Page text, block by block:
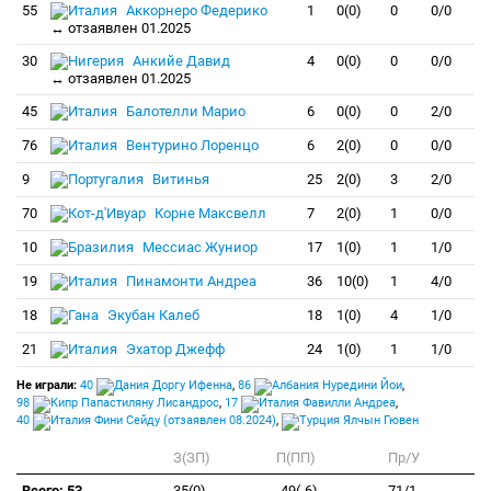
55
Аккорнеро Федерико
↔ отзаявлен 01.2025
1 0(0) 0 0/0
30
Анкийе Давид
↔ отзаявлен 01.2025
4 0(0) 0 0/0
45 Балотелли Марио 6 0(0) 0 2/0
76 Вентурино Лоренцо 6 2(0) 0 0/0
9 Витинья 25 2(0) 3 2/0
70 Корне Максвелл 7 2(0) 1 0/0
10 Мессиас Жуниор 17 1(0) 1 1/0
19 Пинамонти Андреа 36 10(0) 1 4/0
18 Экубан Калеб 18 1(0) 4 1/0
21 Эхатор Джефф 24 1(0) 1 1/0
Не играли: 40 Доргу Ифенна, 86 Нуредини Йои,
98
Папастиляну Лисандрос, 17 Фавилли Андреа,
40
Фини Сейду (отзаявлен 08.2024), Ялчын Гювен
З(ЗП) П(ПП)
Пр/У